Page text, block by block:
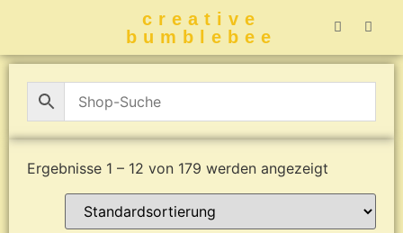
creative
bumblebee
Ergebnisse 1 – 12 von 179 werden angezeigt